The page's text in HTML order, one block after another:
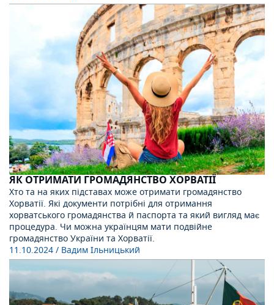
ЯК ОТРИМАТИ ГРОМАДЯНСТВО ХОРВАТІЇ
Хто та на яких підставах може отримати громадянство
Хорватії. Які документи потрібні для отримання
хорватського громадянства й паспорта та який вигляд має
процедура. Чи можна українцям мати подвійне
громадянство України та Хорватії.
11.10.2024/ Вадим Ільницький